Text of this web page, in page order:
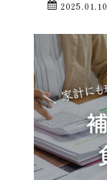
2025.01.10